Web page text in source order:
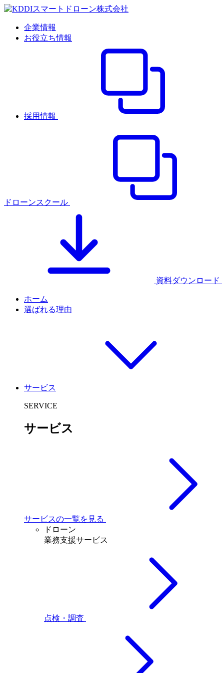
企業情報
お役立ち情報
採用情報
ドローンスクール
資料ダウンロード
ホーム
選ばれる理由
サービス
SERVICE
サービス
サービスの一覧を見る
ドローン
業務支援サービス
点検・調査